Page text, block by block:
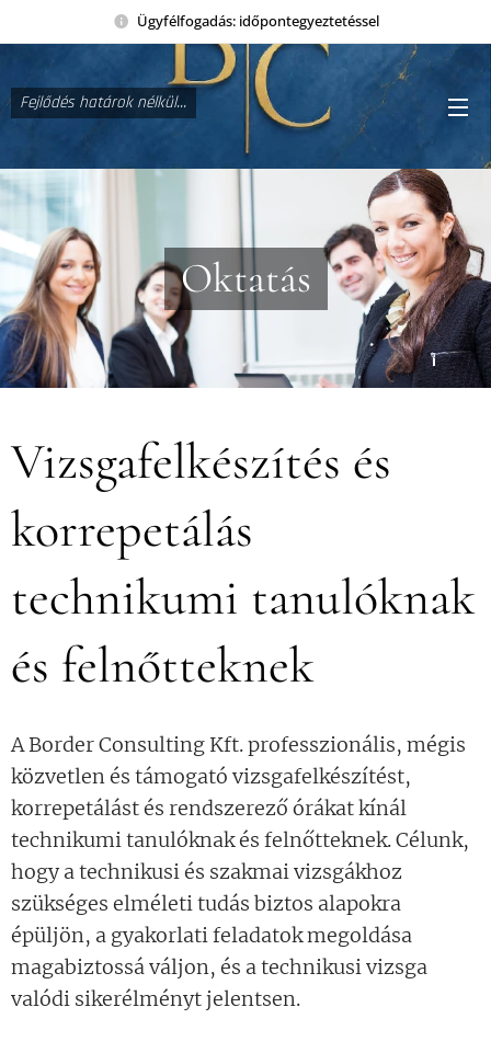
Ügyfélfogadás: időpontegyeztetéssel
Fejlődés határok nélkül...
Oktatás
Vizsgafelkészítés és
korrepetálás
technikumi tanulóknak
és felnőtteknek
A Border Consulting Kft. professzionális, mégis
közvetlen és támogató vizsgafelkészítést,
korrepetálást és rendszerező órákat kínál
technikumi tanulóknak és felnőtteknek. Célunk,
hogy a technikusi és szakmai vizsgákhoz
szükséges elméleti tudás biztos alapokra
épüljön, a gyakorlati feladatok megoldása
magabiztossá váljon, és a technikusi vizsga
valódi sikerélményt jelentsen.